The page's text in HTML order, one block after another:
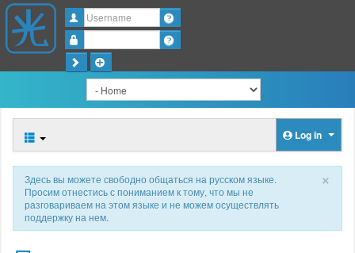
Username
Log in
×
Здесь вы можете свободно общаться на русском языке.
Просим отнестись с пониманием к тому, что мы не
разговариваем на этом языке и не можем осуществлять
поддержку на нем.